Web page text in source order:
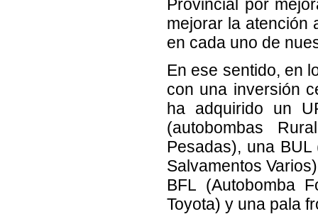
Provincial por
mejorar la atención
en cada uno de
En ese sentido, en
con una inversión
ha adquirido un
(autobombas
Pesadas), una
Salvamentos
BFL (Autobomba
Toyota) y una pala